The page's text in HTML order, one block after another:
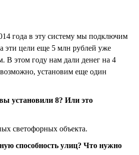
года в эту систему мы подключим
эти цели еще 5 млн рублей уже
В этом году нам дали денег на 4
установим еще один
установили 8? Или это
светофорных объекта.
способность улиц? Что нужно